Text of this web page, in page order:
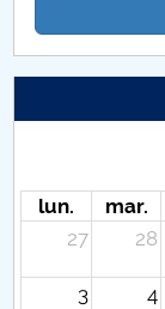
lun. mar.
27
28
3 4